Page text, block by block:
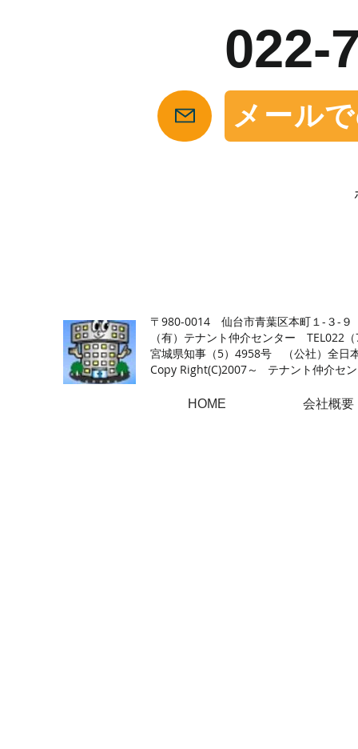
022-
メール
〒980-0014 仙台市青葉区本町１-３-９
（有）テナント仲介センター TEL022
宮城県知事（5）4958号 （公社）全日
Copy Right(C)2007～ テナント仲介セ
HOME 会社概要